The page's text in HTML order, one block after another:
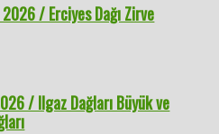
/ Erciyes Dağı Zirve
/ Ilgaz Dağları Büyük ve